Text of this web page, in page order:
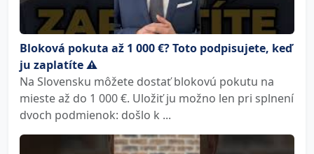
Bloková pokuta až 1 000 €? Toto podpisujete, keď
ju zaplatíte ⚠️
Na Slovensku môžete dostať blokovú pokutu na
mieste až do 1 000 €. Uložiť ju možno len pri splnení
dvoch podmienok: došlo k ...